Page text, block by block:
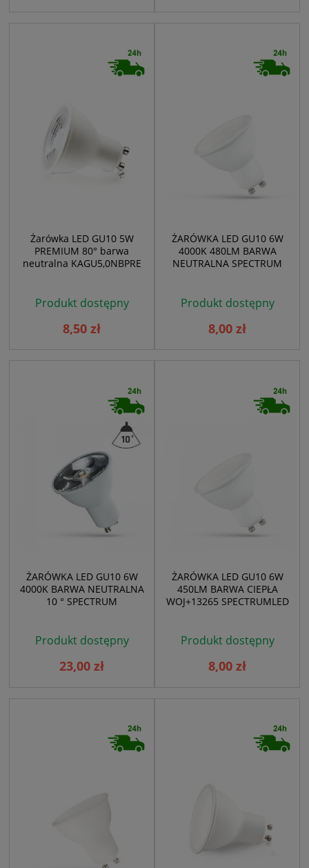
Żarówka LED GU10 5W
PREMIUM 80° barwa
neutralna KAGU5,0NBPRE
Produkt dostępny
8,50 zł
ŻARÓWKA LED GU10 6W
4000K 480LM BARWA
NEUTRALNA SPECTRUM
Produkt dostępny
8,00 zł
ŻARÓWKA LED GU10 6W
4000K BARWA NEUTRALNA
10 ° SPECTRUM
Produkt dostępny
23,00 zł
ŻARÓWKA LED GU10 6W
450LM BARWA CIEPŁA
WOJ+13265 SPECTRUMLED
Produkt dostępny
8,00 zł